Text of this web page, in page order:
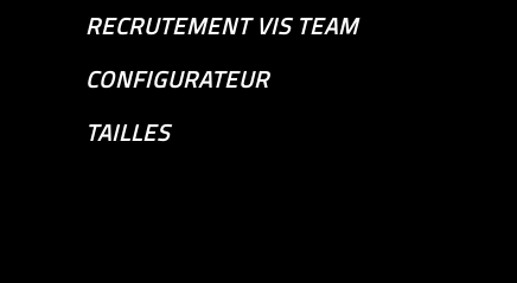
RECRUTEMENT VIS TEAM
CONFIGURATEUR
TAILLES